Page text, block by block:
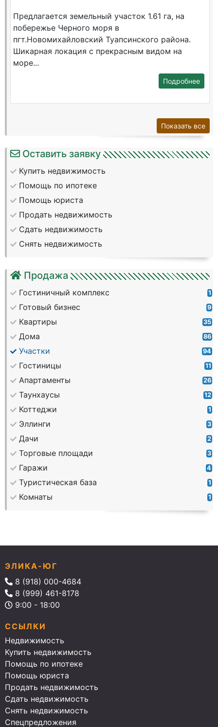
Оставить заявку
Купить недвижимость
Помощь по ипотеке
Помощь юриста
Продать недвижимость
Сдать недвижимость
Снять недвижимость
Продажа
Гостиничный комплекс 1
Готовый бизнес 9
Квартиры 35
Дома 86
Участки 94
Гостиницы 11
Апартаменты 26
Таунхаусы 12
Коттеджи 1
Эллинги 3
Дачи 2
Торговые площади 3
Гаражи 4
Туристическая база 1
Комнаты 1
Предлагается земельный участок 1.61 га, на
побережье Черного моря в
пгт.Новомихайловский Туапсинского района.
Шикарная локация c прекрасным видом на
море...
Подробнее
Показать все
ЭЛИКА-ЮГ
8 (918) 000-4684
8 (999) 461-8178
9:00 - 18:00
ССЫЛКИ
Недвижимость
Купить недвижимость
Помощь по ипотеке
Помощь юриста
Продать недвижимость
Сдать недвижимость
Снять недвижимость
Спецпредложения